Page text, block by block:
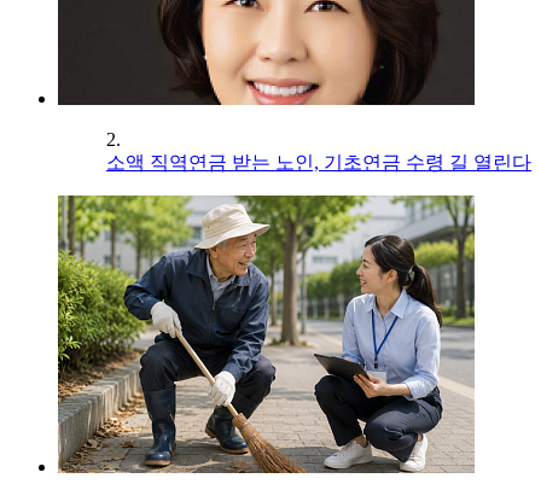
2.
소액 직역연금 받는 노인, 기초연금 수령 길 열린다